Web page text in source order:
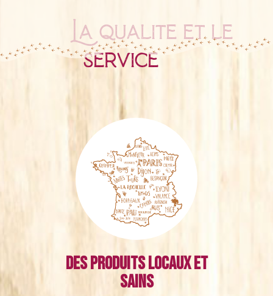
La qualité et le
service
Des produits locaux et
sains